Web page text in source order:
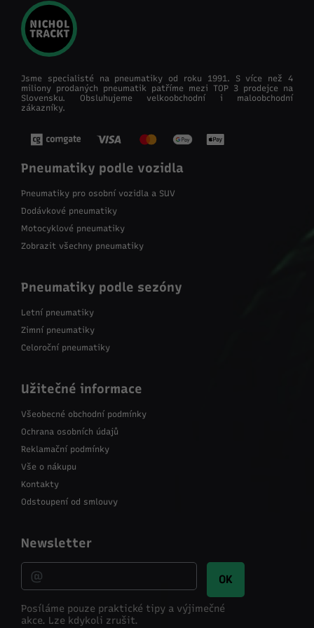
Jsme specialisté na pneumatiky od roku 1991. S více než 4
miliony prodaných pneumatik patříme mezi TOP 3 prodejce na
Slovensku. Obsluhujeme velkoobchodní i maloobchodní
zákazníky.
Pneumatiky podle vozidla
Pneumatiky pro osobní vozidla a SUV
Dodávkové pneumatiky
Motocyklové pneumatiky
Zobrazit všechny pneumatiky
Pneumatiky podle sezóny
Letní pneumatiky
Zimní pneumatiky
Celoroční pneumatiky
Užitečné informace
Všeobecné obchodní podmínky
Ochrana osobních údajů
Reklamační podmínky
Vše o nákupu
Kontakty
Odstoupení od smlouvy
Newsletter
OK
Posíláme pouze praktické tipy a výjimečné
akce. Lze kdykoli zrušit.